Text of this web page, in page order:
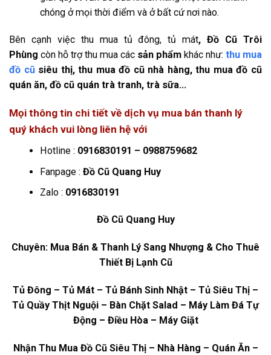
chóng ở mọi thời điểm và ở bất cứ nơi nào.
Bên cạnh việc thu mua tủ đông, tủ mát, Đồ Cũ Trôi
Phùng còn hỗ trợ thu mua các sản phẩm khác như: thu mua
đồ cũsiêu thị, thu mua đồ cũ nhà hàng, thu mua đồ cũ
quán ăn, đồ cũ quán trà tranh, trà sữa…
Mọi thông tin chi tiết về dịch vụ mua bán thanh lý
quý khách vui lòng liên hệ với
Hotline : 0916830191 – 0988759682
Fanpage : Đồ Cũ Quang Huy
Zalo : 0916830191
Đồ Cũ Quang Huy
Chuyên: Mua Bán & Thanh Lý Sang Nhượng & Cho Thuê
Thiết Bị Lạnh Cũ
Tủ Đông – Tủ Mát – Tủ Bánh Sinh Nhật – Tủ Siêu Thị –
Tủ Quầy Thịt Nguội – Bàn Chặt Salad – Máy Làm Đá Tự
Động – Điều Hòa – Máy Giặt
Nhận Thu Mua Đồ Cũ Siêu Thị – Nhà Hàng – Quán Ăn –